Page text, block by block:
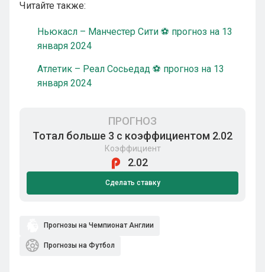
Читайте также:
Ньюкасл – Манчестер Сити ⚽ прогноз на 13
января 2024
Атлетик – Реал Сосьедад ⚽ прогноз на 13
января 2024
ПРОГНОЗ
Тотал больше 3 с коэффициентом 2.02
Коэффициент
2.02
Сделать ставку
Прогнозы на Чемпионат Англии
Прогнозы на Футбол